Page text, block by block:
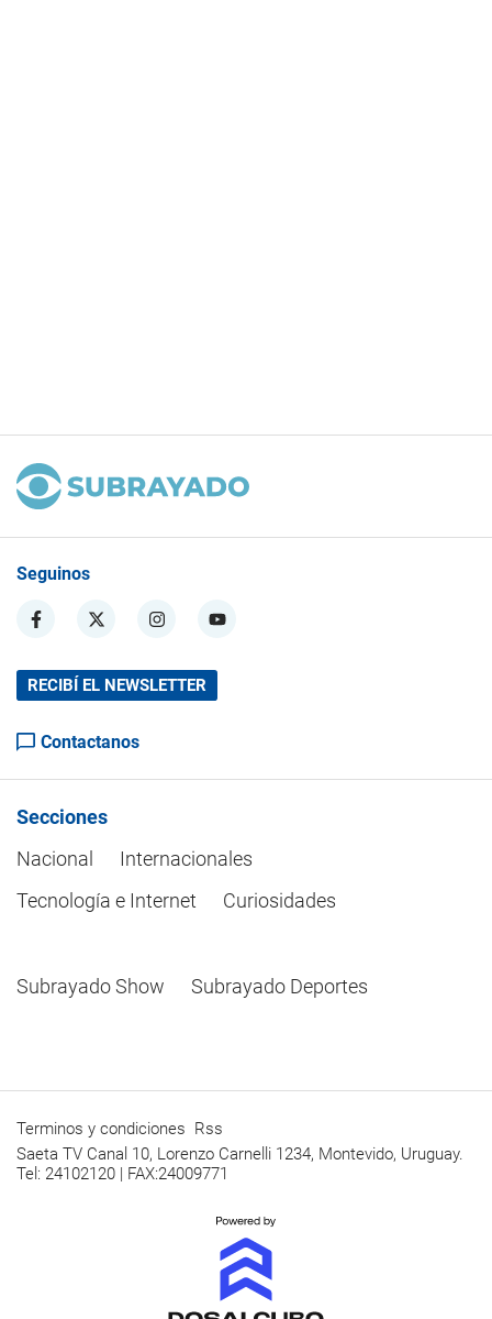
Seguinos
RECIBÍ EL NEWSLETTER
Contactanos
Secciones
Nacional
Internacionales
Tecnología e Internet
Curiosidades
Subrayado Show Subrayado Deportes
Terminos y condiciones Rss
Saeta TV Canal 10, Lorenzo Carnelli 1234, Montevido, Uruguay.
Tel: 24102120 | FAX:24009771